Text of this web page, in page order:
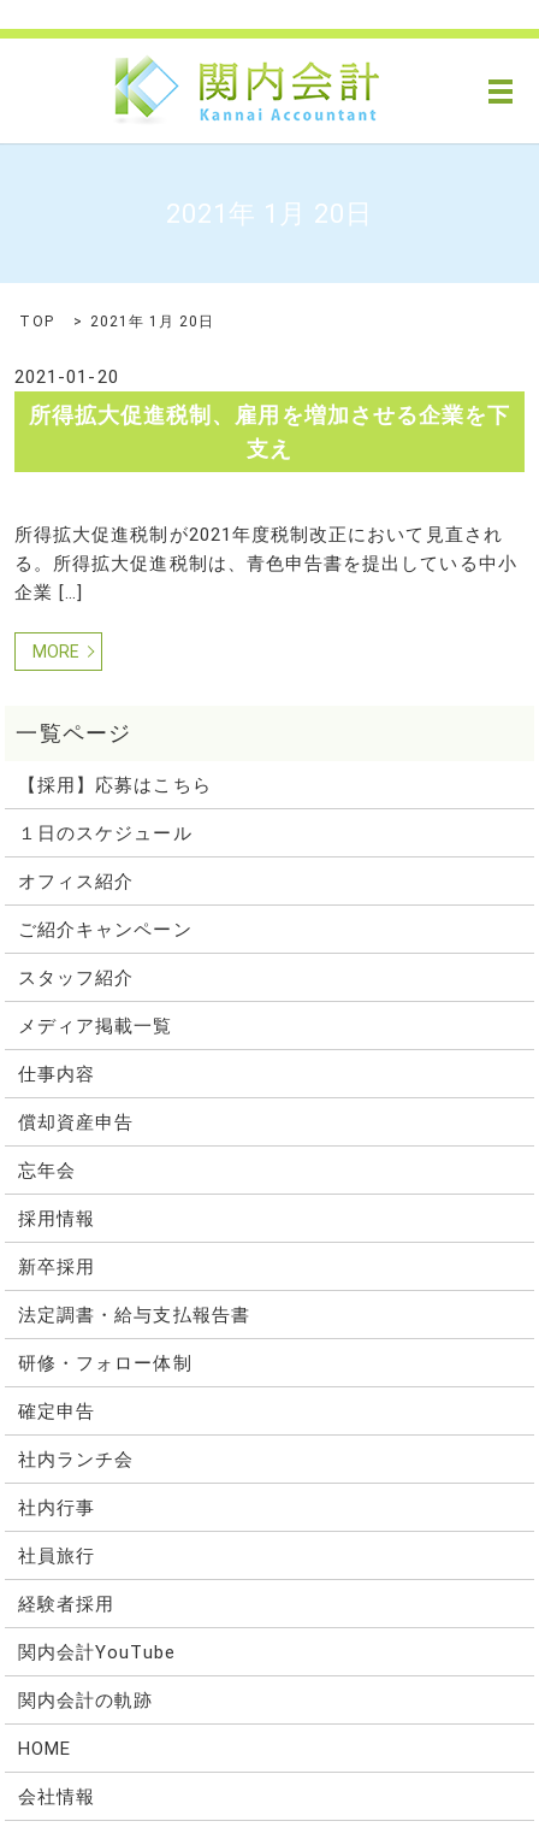
メ
2021年 1月 20日
TOP 2021年 1月 20日
2021-01-20
所得拡大促進税制、雇用を増加させる企業を下
支え
所得拡大促進税制が2021年度税制改正において見直され
る。所得拡大促進税制は、青色申告書を提出している中小
企業 […]
MORE
【採用】応募はこちら
１日のスケジュール
オフィス紹介
ご紹介キャンペーン
スタッフ紹介
メディア掲載一覧
仕事内容
償却資産申告
忘年会
採用情報
新卒採用
法定調書・給与支払報告書
研修・フォロー体制
確定申告
社内ランチ会
社内行事
社員旅行
経験者採用
関内会計YouTube
関内会計の軌跡
HOME
会社情報